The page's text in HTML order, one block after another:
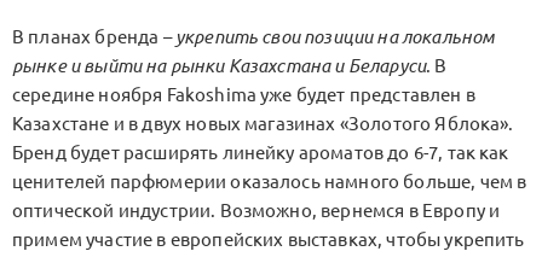
В планах бренда – укрепить свои позиции на локальном
рынке и выйти на рынки Казахстана и Беларуси. В
середине ноября Fakoshima уже будет представлен в
Казахстане и в двух новых магазинах «Золотого Яблока».
Бренд будет расширять линейку ароматов до 6-7, так как
ценителей парфюмерии оказалось намного больше, чем в
оптической индустрии. Возможно, вернемся в Европу и
примем участие в европейских выставках, чтобы укрепить